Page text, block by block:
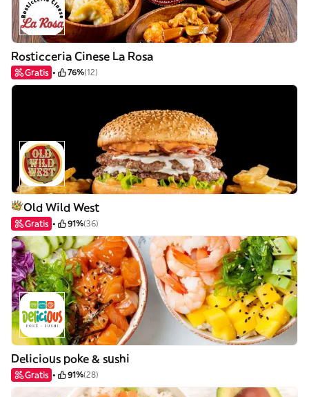
Rosticceria Cinese La Rosa
Gratis 76%(12)
Old Wild West
Gratis 91%(36)
Delicious poke & sushi
Gratis 91%(28)